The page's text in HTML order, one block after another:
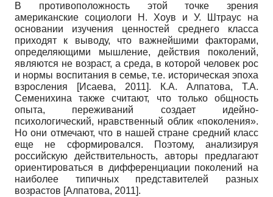
В противоположность этой точке зрения
американские социологи Н. Хоув и У. Штраус на
основании изучения ценностей среднего класса
приходят к выводу, что важнейшими факторами,
определяющими мышление, действия поколений,
являются не возраст, а среда, в которой человек рос
и нормы воспитания в семье, т.е. историческая эпоха
взросления
[Исаева, 2011]. К.А. Алпатова, Т.А.
Семенихина также считают, что только общность
опыта, переживаний создает идейно-
психологический, нравственный облик «поколения».
Но они отмечают, что в нашей стране средний класс
еще не сформировался. Поэтому, анализируя
российскую действительность, авторы предлагают
ориентироваться в дифференциации поколений на
наиболее типичных представителей разных
возрастов [Алпатова, 2011].